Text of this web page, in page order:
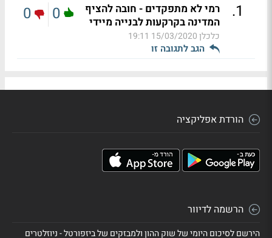
1
.
רמי לא מתפקדים - חובה להציף
המדינה בקרקעות לבנייה מיידי
כלכלן15/03/2020 19:11
הגב לתגובה זו
0
0
הורדת אפליקציה
הרשמה לדיוור
הירשם לסיכום היומי של שוק ההון ולמבזקים של ביזפורטל - ניוזלטרים